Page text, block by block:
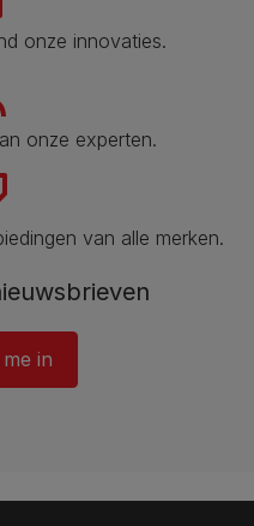
onze innovaties.
onze experten.
van alle merken.
in